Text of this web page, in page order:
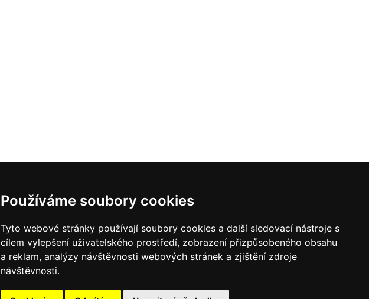
Používáme soubory cookies
Tyto webové stránky používají soubory cookies a další sledovací nástroje s
cílem vylepšení uživatelského prostředí, zobrazení přizpůsobeného obsahu
a reklam, analýzy návštěvnosti webových stránek a zjištění zdroje
návštěvnosti.